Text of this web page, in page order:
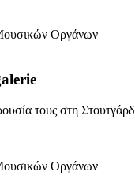
τους στη